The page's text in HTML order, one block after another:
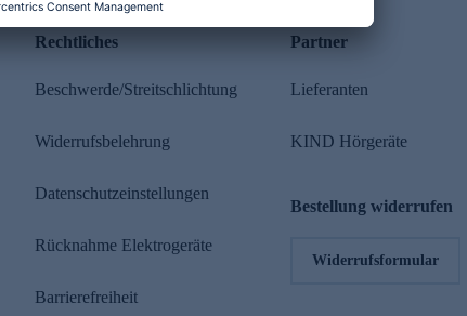
Rechtliches
Beschwerde/Streitschlichtung
Widerrufsbelehrung
Datenschutzeinstellungen
Rücknahme Elektrogeräte
Barrierefreiheit
Partner
Lieferanten
KIND Hörgeräte
Bestellung widerrufen
Widerrufsformular